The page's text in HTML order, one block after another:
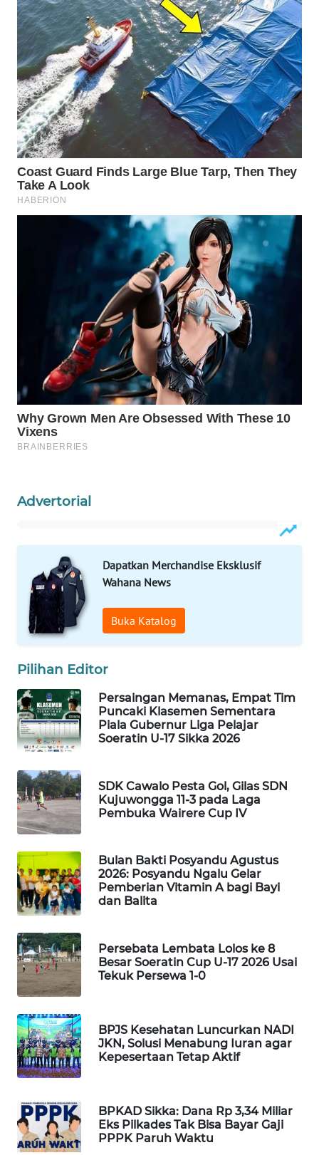
Advertorial
Dapatkan Merchandise Eksklusif
Wahana News
Buka Katalog
Pilihan Editor
Persaingan Memanas, Empat Tim
Puncaki Klasemen Sementara
Piala Gubernur Liga Pelajar
Soeratin U-17 Sikka 2026
SDK Cawalo Pesta Gol, Gilas SDN
Kujuwongga 11-3 pada Laga
Pembuka Wairere Cup IV
Bulan Bakti Posyandu Agustus
2026: Posyandu Ngalu Gelar
Pemberian Vitamin A bagi Bayi
dan Balita
Persebata Lembata Lolos ke 8
Besar Soeratin Cup U-17 2026 Usai
Tekuk Persewa 1-0
BPJS Kesehatan Luncurkan NADI
JKN, Solusi Menabung Iuran agar
Kepesertaan Tetap Aktif
BPKAD Sikka: Dana Rp 3,34 Miliar
Eks Pilkades Tak Bisa Bayar Gaji
PPPK Paruh Waktu
WN
PURWAKARTA
WN
PRIANGAN
TIMUR
WN
SEMARANG
WN
SOLO
WN
SURABAYA
WN
NATUNA
WN
LIKUPANG
WN
LABUANBAJO
BORNEO
Wahana
Media
WAHANA
NEWS
TANI
WAHANA
ADVOKAT
WAHANA
INFRASTRUKTUR
WAHANA
KONSUMEN
WAHANA
LISTRIK
WAHANA
TRAVEL